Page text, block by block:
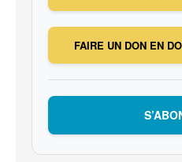
FAIRE UN DON EN